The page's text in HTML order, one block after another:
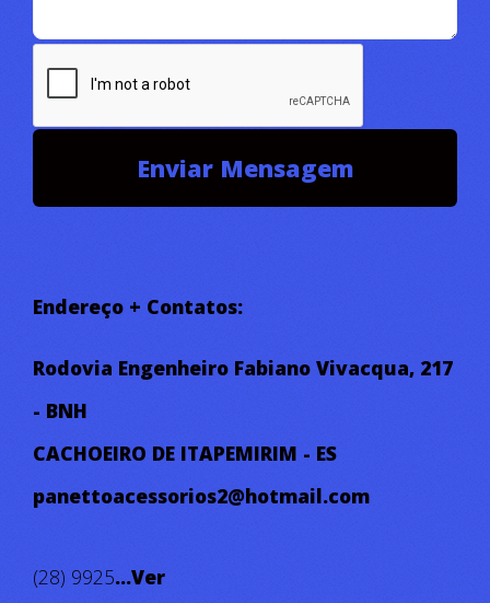
FIBRA
- TAMPÃO MARÍTIMO E ACESSÓRIOS
E MUITO MAIS.....
CHAME NO WHATZAAP!!!
Endereço + Contatos:
Rodovia Engenheiro Fabiano Vivacqua, 217
- BNH
CACHOEIRO DE ITAPEMIRIM - ES
panettoacessorios2@hotmail.com
(28) 9925...Ver